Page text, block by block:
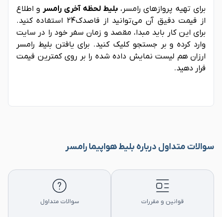
برای تهیه پروازهای رامسر، بلیط لحظه آخری رامسر و اطلاع
از قیمت دقیق آن می‌توانید از قاصدک24 استفاده کنید.
برای این کار باید مبدا، مقصد و زمان سفر خود را در سایت
وارد کرده و بر جستجو کلیک کنید. برای یافتن بلیط رامسر
ارزان هم لیست نمایش داده شده را بر روی کمترین قیمت
قرار دهید.
سوالات متداول درباره بلیط هواپیما رامسر
قوانین و مقررات سوالات متداول